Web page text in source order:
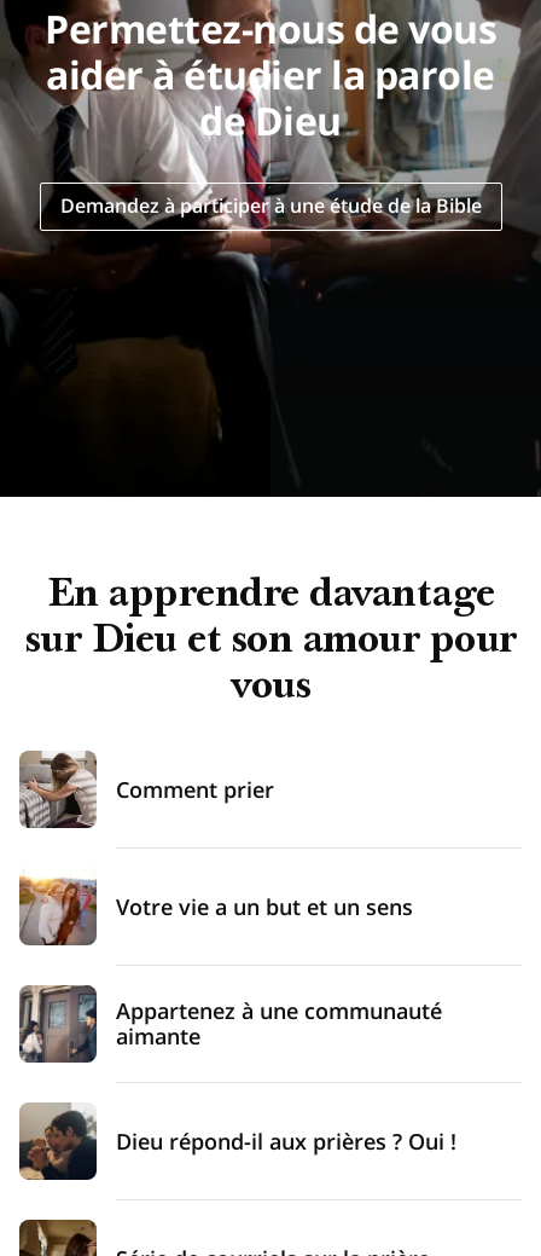
Permettez-nous de vous
aider à étudier la parole
de Dieu
Demandez à participer à une étude de la Bible
En apprendre davantage
sur Dieu et son amour pour
vous
Comment prier
Votre vie a un but et un sens
Appartenez à une communauté
aimante
Dieu répond-il aux prières ? Oui !